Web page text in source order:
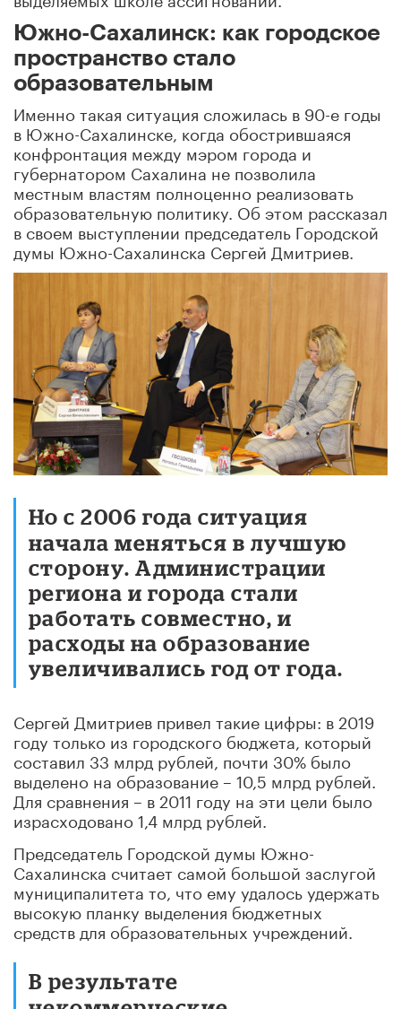
Южно-Сахалинск: как городское
пространство стало
образовательным
Именно такая ситуация сложилась в 90-е годы
в Южно-Сахалинске, когда обострившаяся
конфронтация между мэром города и
губернатором Сахалина не позволила
местным властям полноценно реализовать
образовательную политику. Об этом рассказал
в своем выступлении председатель Городской
думы Южно-Сахалинска Сергей Дмитриев.
Но с 2006 года ситуация
начала меняться в лучшую
сторону. Администрации
региона и города стали
работать совместно, и
расходы на образование
увеличивались год от года.
Сергей Дмитриев привел такие цифры: в 2019
году только из городского бюджета, который
составил 33 млрд рублей, почти 30% было
выделено на образование – 10,5 млрд рублей.
Для сравнения – в 2011 году на эти цели было
израсходовано 1,4 млрд рублей.
Председатель Городской думы Южно-
Сахалинска считает самой большой заслугой
муниципалитета то, что ему удалось удержать
высокую планку выделения бюджетных
средств для образовательных учреждений.
В результате